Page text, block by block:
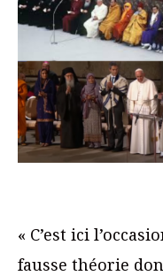
« C’est ici
fausse théorie